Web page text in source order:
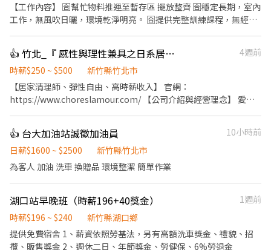
【工作內容】 🈴幫忙物料推運至暫存區 擺放整齊 🈴穩定長期，室內
工作，無風吹日曬，環境乾淨明亮。 🈴提供完整訓練課程，無經驗
人員】 🉐動手能力佳，有興趣🉐願意學習、配合團隊作業有責任感
與安全意識 🉐有相關技術背景或有經驗佳，無經驗亦可 【待遇與福
利】 起薪：NT$（1800～2300）日（依能力與經驗調整） 💯公司
提供制服與完善的教育訓練 💯穩定班表
👍 竹北_『 感性與理性兼具之日系居家清潔職人 』愛家適誠徵|收入3-7萬
4週前
時薪$250 ~ $500
新竹縣竹北市
【居家清理師、彈性自由、高時薪收入】 官網：
https://www.choreslamour.com/ 【公司介紹與經營理念】 愛家
品質服務的念頭，堅持嚴格的培訓、把職人逼到該該叫但升遷爽歪
歪的考核，不斷的溝通改進確認所有的程序都符合高品質的專業服
務，在地圖評論中排名台中第一的清潔公司也是當之無愧啊啊啊
夥伴將溫度與貼心，默默帶入客戶的家中每個角落。 愛家適除了提
供清潔整理服務，也不定期參與公益清潔，並且每月提撥公司收益
義。 【工作內容是什麼？】 1. 接單後聯繫客戶，確認客戶想清哪
👍 台大加油站誠徵加油員
10小時前
日薪$1600 ~ $2500
新竹縣竹北市
為客人 加油 洗車 換贈品 環境整潔 簡單作業
湖口站早晚班（時薪196+40獎金）
1週前
時薪$196 ~ $240
新竹縣湖口鄉
提供免費宿舍 1、薪資依照勞基法，另有高額洗車獎金、禮貌、招
攬、販售獎金 2、週休二日、年節獎金、勞健保、6%勞退金